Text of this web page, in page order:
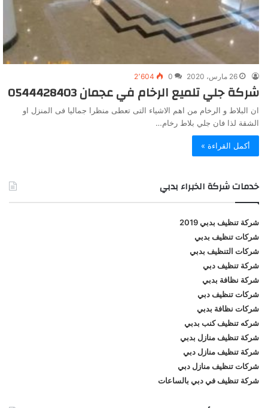
26 مارس، 2020 0 2٬604
شركة جلي تلميع الرخام في عجمان 0544428403
ان البلاط و الرخام من اهم الاشياء التى تعطى منظرا جماليا فى المنزل او
الشقة لذا فان جلي بلاط رخام…
أكمل القراءة »
خدمات شركة الخبراء بدبي
شركة تنظيف بدبي 2019
شركات تنظيف بدبي
شركات التنظيف بدبي
شركة تنظيف دبي
شركة نظافة بدبي
شركات تنظيف دبي
شركات نظافة بدبي
شركه تنظيف كنب بدبي
شركة تنظيف منازل بدبي
شركة تنظيف منازل دبي
شركات تنظيف منازل دبي
شركة تنظيف في دبي بالساعات